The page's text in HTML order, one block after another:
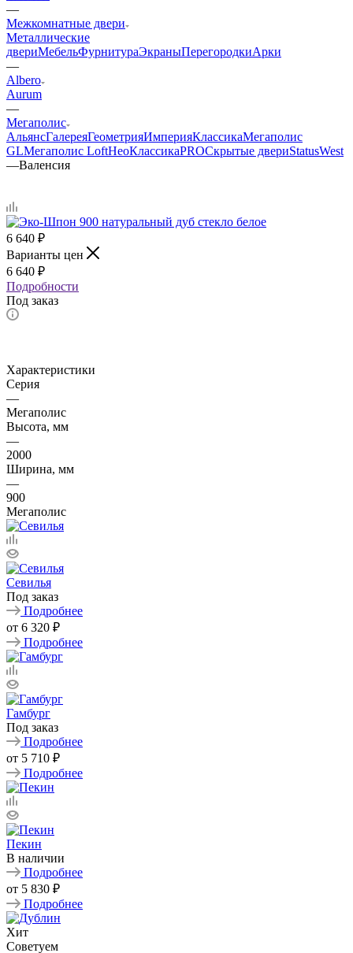
—
Межкомнатные двери
Металлические
двериМебельФурнитураЭкраныПерегородкиАрки
—
Albero
Aurum
—
Мегаполис
АльянсГалереяГеометрияИмперияКлассикаМегаполис
GLМегаполис LoftНеоКлассикаPROСкрытые двериStatusWest
—Валенсия
6 640 ₽
Варианты цен
6 640 ₽
Подробности
Под заказ
Характеристики
Серия
—
Мегаполис
Высота, мм
—
2000
Ширина, мм
—
900
Мегаполис
Севилья
Под заказ
Подробнее
от 6 320 ₽
Подробнее
Гамбург
Под заказ
Подробнее
от 5 710 ₽
Подробнее
Пекин
В наличии
Подробнее
от 5 830 ₽
Подробнее
Хит
Советуем